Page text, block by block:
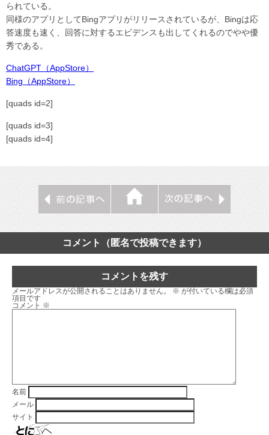
られている。
同様のアプリとしてBingアプリがリリースされているが、Bingは応
答速度も速く、回答に対するエビデンスも出してくれるのでやや優
秀である。
ChatGPT（AppStore）
Bing（AppStore）
[quads id=2]
[quads id=3]
[quads id=4]
コメント（匿名で投稿できます）
コメントを残す
メールアドレスが公開されることはありません。 ※ が付いている欄は必須
項目です
コメント ※
名前
メール
サイト